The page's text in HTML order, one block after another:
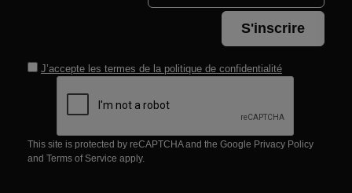
S'inscrire
J’accepte les termes de la politique de confidentialité
This site is protected by reCAPTCHA and the Google Privacy Policy
and Terms of Service apply.